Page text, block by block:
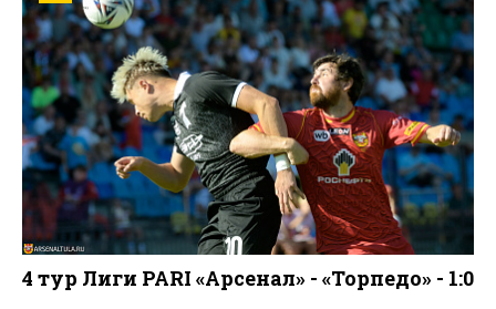
4 тур Лиги PARI «Арсенал» - «Торпедо» - 1:0